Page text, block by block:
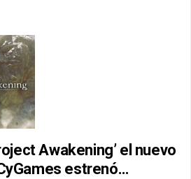
Awakening’ el nuevo
estrenó…